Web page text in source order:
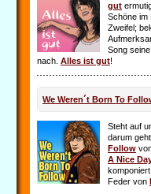
gut
Schöne im
Zweifel;
Song
nach. Alles ist gut!
We Weren´t Born To
Steht auf
darum
Follow
A Nice
Feder von